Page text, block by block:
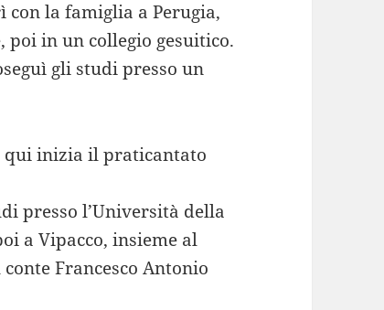
con la famiglia a Perugia,
in un collegio gesuitico.
gli studi presso un
qui inizia il praticantato
presso l’Università della
a Vipacco, insieme al
Francesco Antonio